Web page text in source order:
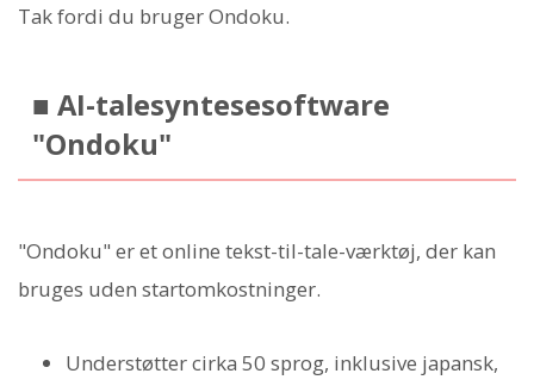
Tak fordi du bruger Ondoku.
■ AI-talesyntesesoftware
"Ondoku"
"Ondoku" er et online tekst-til-tale-værktøj, der kan
bruges uden startomkostninger.
Understøtter cirka 50 sprog, inklusive japansk,